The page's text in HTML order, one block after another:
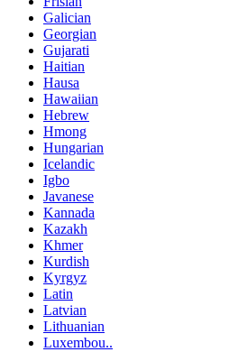
Galician
Georgian
Gujarati
Haitian
Hausa
Hawaiian
Hebrew
Hmong
Hungarian
Icelandic
Igbo
Javanese
Kannada
Kazakh
Khmer
Kurdish
Kyrgyz
Latin
Latvian
Lithuanian
Luxembou..